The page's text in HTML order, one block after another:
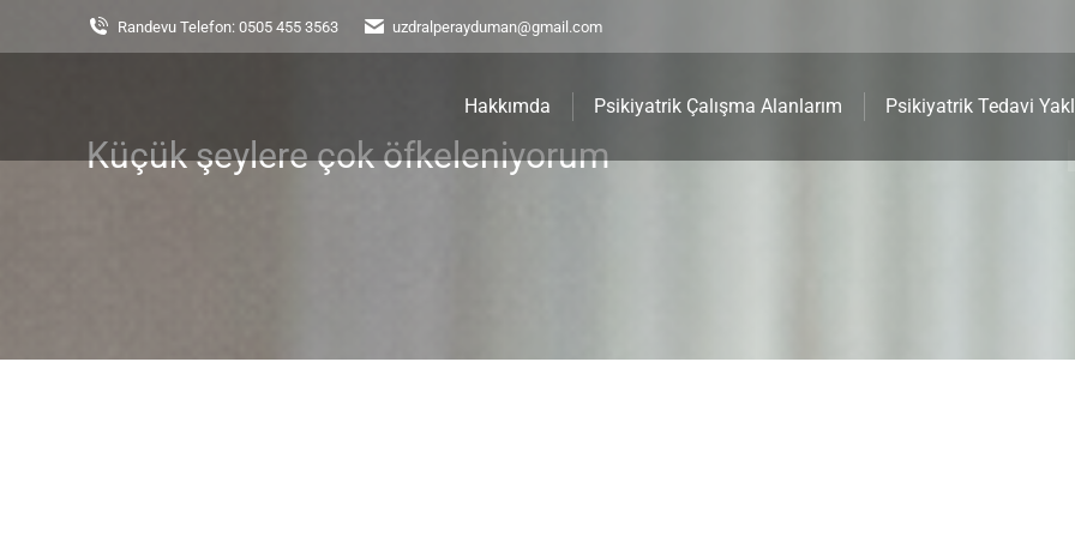
Randevu Telefon: 0505 455 3563 uzdralperayduman@gmail.com
Hakkımda Psikiyatrik Çalışma Alanlarım Psikiyatrik Tedavi
Küçük şeylere çok öfkeleniyorum
You are here: